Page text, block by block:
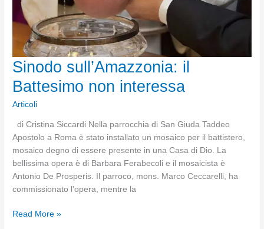
Sinodo sull’Amazzonia: il
Battesimo non interessa
Articoli
di Cristina Siccardi Nella parrocchia di San Giuda Taddeo
Apostolo a Roma è stato installato un mosaico per il battistero,
mosaico degno di essere presente in una Casa di Dio. La
bellissima opera è di Barbara Ferabecoli e il mosaicista è
Antonio De Prosperis. Il parroco, mons. Marco Ceccarelli, ha
commissionato l’opera, mentre la
Sinodo
Read More »